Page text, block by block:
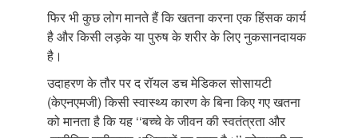
फिर भी कुछ लोग मानते हैं कि खतना करना एक हिंसक कार्य
है और किसी लड़के या पुरुष के शरीर के लिए नुकसानदायक
है।
उदाहरण के तौर पर द रॉयल डच मेडिकल सोसायटी
(केएनएमजी) किसी स्वास्थ्य कारण के बिना किए गए खतना
को मानता है कि यह ‘‘बच्चे के जीवन की स्वतंत्रता और